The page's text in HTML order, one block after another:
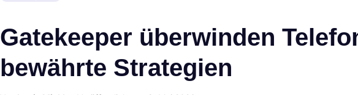
Gatekeeper überwinden
bewährte Strategien